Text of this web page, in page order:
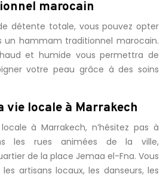
marocain
détente totale, vous pouvez opter
un hammam traditionnel marocain.
et humide vous permettra de
votre peau grâce à des soins
vie locale à Marrakech
à Marrakech, n’hésitez pas à
les rues animées de la ville,
de la place Jemaa el-Fna. Vous
artisans locaux, les danseurs, les